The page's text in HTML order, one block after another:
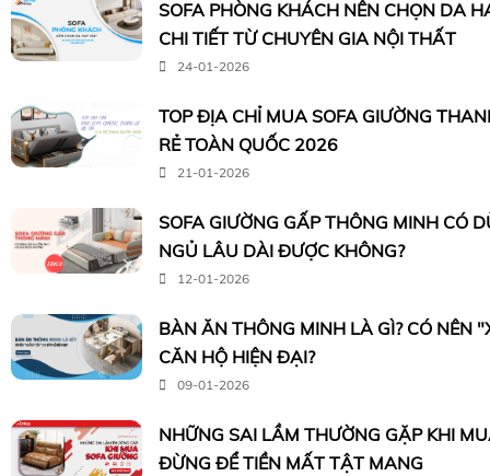
SOFA PHÒNG KHÁCH NÊN CHỌN DA
CHI TIẾT TỪ CHUYÊN GIA NỘI THẤT
24-01-2026
TOP ĐỊA CHỈ MUA SOFA GIƯỜNG
RẺ TOÀN QUỐC 2026
21-01-2026
SOFA GIƯỜNG GẤP THÔNG MINH CÓ
NGỦ LÂU DÀI ĐƯỢC KHÔNG?
12-01-2026
BÀN ĂN THÔNG MINH LÀ GÌ? CÓ NÊN
CĂN HỘ HIỆN ĐẠI?
09-01-2026
NHỮNG SAI LẦM THƯỜNG GẶP KHI
ĐỪNG ĐỂ TIỀN MẤT TẬT MANG